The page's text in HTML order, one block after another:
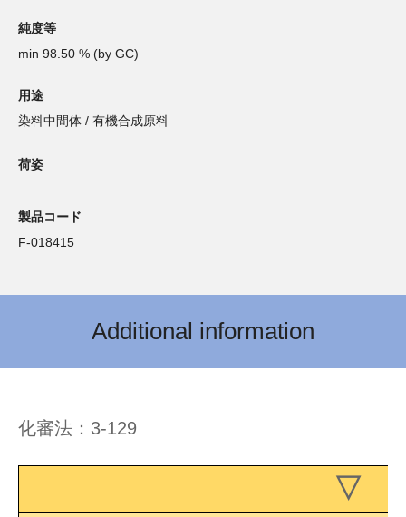
純度等
min 98.50 % (by GC)
用途
染料中間体 / 有機合成原料
荷姿
製品コード
F-018415
Additional information
化審法：3-129
▽